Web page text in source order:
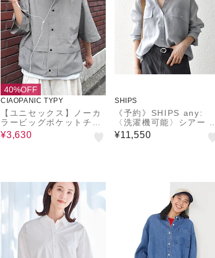
40%OFF
CIAOPANIC TYPY
【ユニセックス】ノーカ
ラービッグポケットチェ
ックシャツ
¥3,630
SHIPS
《予約》SHIPS any:
〈洗濯機可能〉シアー リ
ボン レギュラーカラー
ポケット シャツ
¥11,550